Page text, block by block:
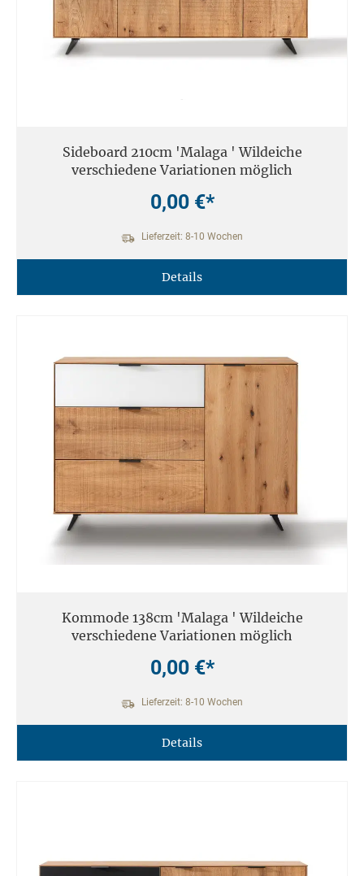
Sideboard 210cm 'Malaga ' Wildeiche
verschiedene Variationen möglich
0,00 €*
Lieferzeit: 8-10 Wochen
Details
Kommode 138cm 'Malaga ' Wildeiche
verschiedene Variationen möglich
0,00 €*
Lieferzeit: 8-10 Wochen
Details